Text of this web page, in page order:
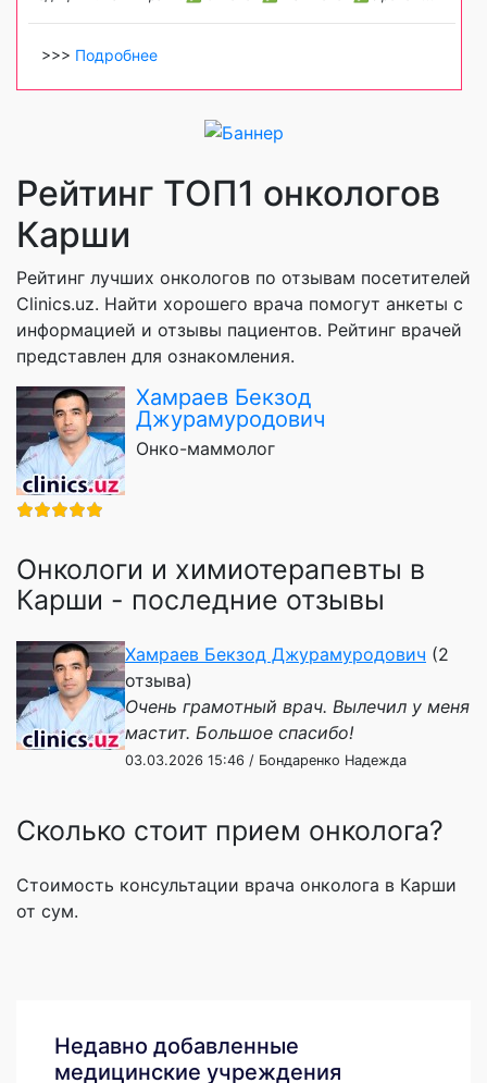
>>> Подробнее
Рейтинг ТОП1 онкологов
Карши
Рейтинг лучших онкологов по отзывам посетителей
Clinics.uz. Найти хорошего врача помогут анкеты с
информацией и отзывы пациентов. Рейтинг врачей
представлен для ознакомления.
Хамраев Бекзод
Джурамуродович
Онко-маммолог
Онкологи и химиотерапевты в
Карши - последние отзывы
Хамраев Бекзод Джурамуродович (2
отзыва)
Очень грамотный врач. Вылечил у меня
мастит. Большое спасибо!
03.03.2026 15:46 / Бондаренко Надежда
Сколько стоит прием онколога?
Стоимость консультации врача онколога в Карши
от сум.
Недавно добавленные
медицинские учреждения